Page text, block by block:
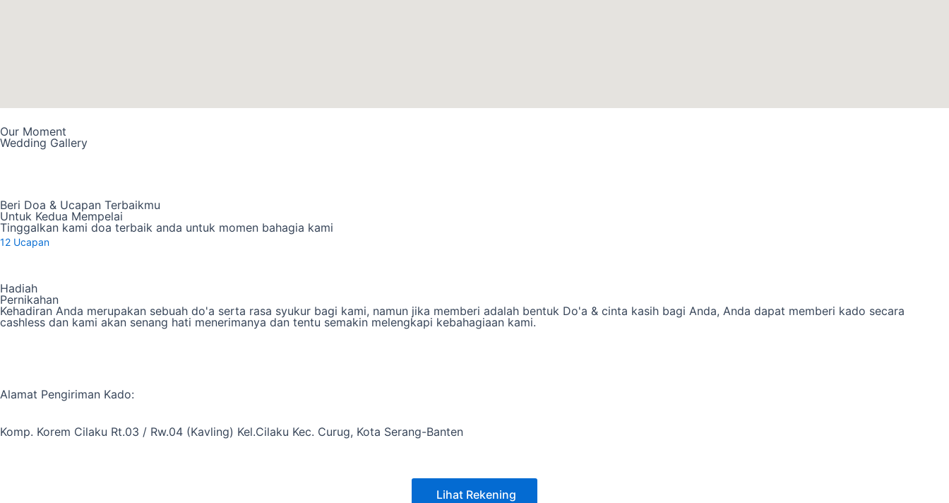
Our Moment
Wedding Gallery
Beri Doa & Ucapan Terbaikmu
Untuk Kedua Mempelai
Tinggalkan kami doa terbaik anda untuk momen bahagia kami
12 Ucapan
Hadiah
Pernikahan
Kehadiran Anda merupakan sebuah do'a serta rasa syukur bagi kami, namun jika memberi adalah bentuk Do'a & cinta kasih bagi Anda, Anda dapat memberi kado secara
cashless dan kami akan senang hati menerimanya dan tentu semakin melengkapi kebahagiaan kami.
Alamat Pengiriman Kado:
Komp. Korem Cilaku Rt.03 / Rw.04 (Kavling) Kel.Cilaku Kec. Curug, Kota Serang-Banten
Lihat Rekening